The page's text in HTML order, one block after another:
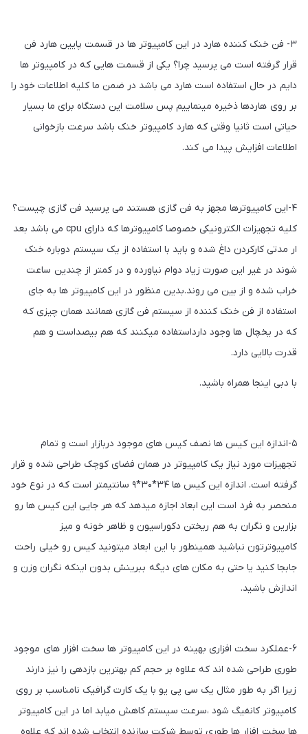
۳- فن خنک کننده هارد در این کامپیوتر ها در قسمت پایین هارد فن
قرار گرفته است می پرسید چرا؟ یکی از قسمت هایی که در کامپیوتر ها
دایم در حال استفاده است هارد می باشد در ضمن ما کلیه اطلاعات خود را
بر روی هاردها ذخیره مینماییم پس سلامت این دستگاه برای ما بسیار
حیاتی است ثانیا وقتی که هارد کامپیوتر خنک باشد سرعت بازخوانی
اطلاعات افزایش پیدا می کند.
۴-این کامپیوترها مجهز به فن گازی هستند می پرسید فن گازی چیست؟
کلیه تجهیزات الکترونیکی خصوصا کامپیوترها که دارای cpu می باشد بعد
ار مدتی کارکردن داغ شده و باید با استفاده از یک سیستم دوباره خنک
شوند در غیر این صورت زیاد دوام نیاورده و در کمتر از چندین ساعت
خراب شده و از بین می روند.بدین منظور در این کامپیوتر ها به جای
استفاده از فن خنک کننده از سیستم فن گازی همانند همان چیزی که
که در یخچال ها وجود دارداستفاده میکنند که هم بیصداست و هم
قدرت بالایی دارد.
با دبی اینجا همراه باشید.
۵-اندازه این کیس ها نصف کیس های موجود دربازار است و تمام
تجهیزات مورد نیاز یک کامپیوتر در همان فضای کوچک طراحی شده و قرار
گرفته است. اندازه این کیس ها ۳۴*۳۰*۹ سانتیمتر است که در نوع خود
منحصر به فرد است این ابعاد اجازه میدهد که هر جایی این کیس ها رو
بزارین و نگران به هم ریختن دکوراسیون و ظاهر خونه و میز
کامپیوترتون نباشید همینطور با این ابعاد میتونید کیس رو خیلی راحت
جابجا کنید یا حتی به مکان های دیگه ببرینش بدون اینکه نگران وزن و
اندازش باشید.
۶-عملکرد سخت افزاری بهینه در این کامپیوتر ها سخت افزار های موجود
طوری طراحی شده اند که علاوه بر حجم کم بهترین بازدهی را نیز دارند
زیرا اگر به طور مثال یک سی پی یو با یک کارت گرافیک نامناسب بر روی
کامپیوتر کانفیگ شود ،سرعت سیستم کاهش میابد اما در این کامپیوتر